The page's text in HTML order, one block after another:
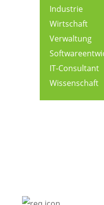
Industrie
Wirtschaft
Verwaltung
IT-Consultant
Wissenschaft